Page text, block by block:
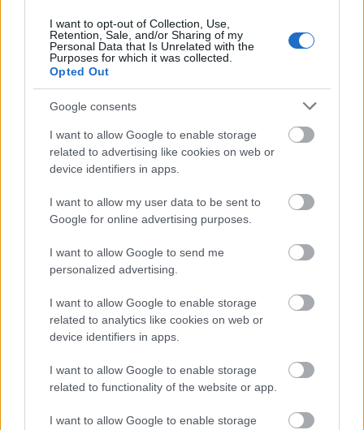
I want to opt-out of Collection, Use,
Retention, Sale, and/or Sharing of my
Personal Data that Is Unrelated with the
Purposes for which it was collected.
Opted Out
Google consents
I want to allow Google to enable storage
related to advertising like cookies on web or
device identifiers in apps.
I want to allow my user data to be sent to
Google for online advertising purposes.
I want to allow Google to send me
personalized advertising.
I want to allow Google to enable storage
related to analytics like cookies on web or
device identifiers in apps.
I want to allow Google to enable storage
related to functionality of the website or app.
I want to allow Google to enable storage
Kedves Olvasók! Gasztro-szekciómat olvashattátok. :)
Címkék: ajánló enni palacsinta
Ajánlott bejegyzések:
Ki szeret engem?